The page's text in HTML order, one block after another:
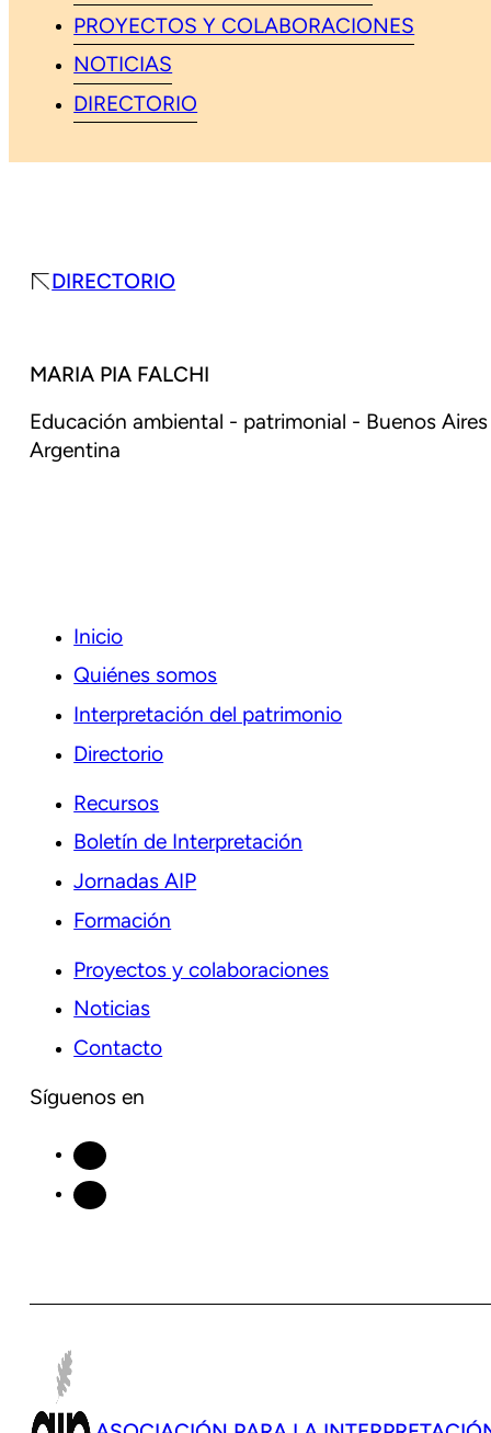
PROYECTOS Y COLABORACIONES
NOTICIAS
DIRECTORIO
DIRECTORIO
MARIA PIA FALCHI
Educación ambiental - patrimonial - Buenos
Argentina
Inicio
Quiénes somos
Interpretación del patrimonio
Directorio
Recursos
Boletín de Interpretación
Jornadas AIP
Formación
Proyectos y colaboraciones
Noticias
Contacto
Síguenos en